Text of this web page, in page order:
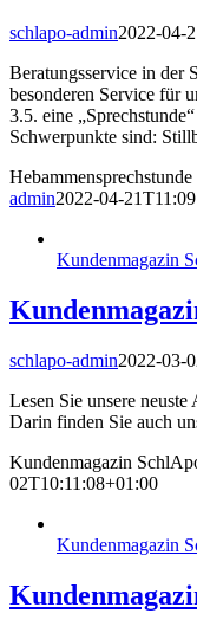
schlapo-admin2022-04-
Beratungsservice in der
besonderen Service für
3.5. eine
Schwerpunkte sind:
admin2022-04-
Kundenmagazin
schlapo-admin2022-03-
Lesen Sie unsere
Darin finden Sie auch
Kundenmagazin
02T10:11:08+01:00
Kundenmagazin